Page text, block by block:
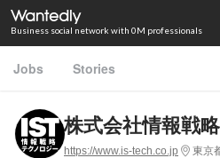
Business social network with 0M professionals
Jobs Stories
株式会社情報戦
https://www.is-tech.co.jp 東京